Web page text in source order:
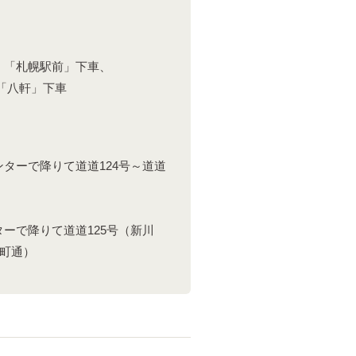
札幌駅前」下車、
八軒」下車
ーで降りて道道124号～道道
で降りて道道125号（新川
通）